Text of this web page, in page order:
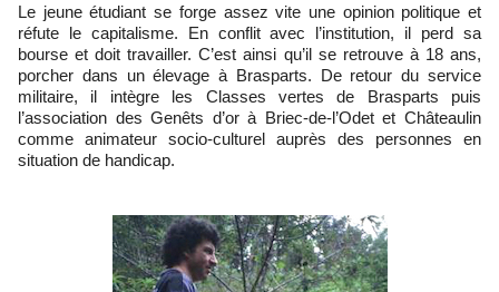
Le jeune étudiant se forge assez vite une opinion politique et
réfute le capitalisme. En conflit avec l’institution, il perd sa
bourse et doit travailler. C’est ainsi qu’il se retrouve à 18 ans,
porcher dans un élevage à Brasparts. De retour du service
militaire, il intègre les Classes vertes de Brasparts puis
l’association des Genêts d’or à Briec-de-l’Odet et Châteaulin
comme animateur socio-culturel auprès des personnes en
situation de handicap.